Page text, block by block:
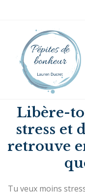
Libère-
stress et
retrouve
Tu veux moins